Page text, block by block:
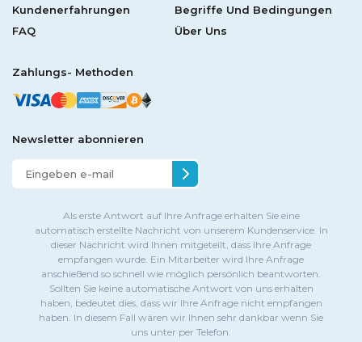
Kundenerfahrungen
Begriffe Und Bedingungen
FAQ
Über Uns
Zahlungs- Methoden
Newsletter abonnieren
Als erste Antwort auf Ihre Anfrage erhalten Sie eine
automatisch erstellte Nachricht von unserem Kundenservice. In
dieser Nachricht wird Ihnen mitgeteilt, dass Ihre Anfrage
empfangen wurde. Ein Mitarbeiter wird Ihre Anfrage
anschießend so schnell wie möglich persönlich beantworten.
Sollten Sie keine automatische Antwort von uns erhalten
haben, bedeutet dies, dass wir Ihre Anfrage nicht empfangen
haben. In diesem Fall wären wir Ihnen sehr dankbar wenn Sie
uns unter per Telefon.